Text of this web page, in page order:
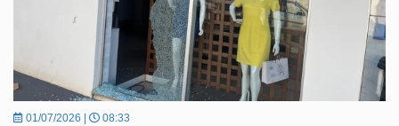
01/07/2026 | 08:33